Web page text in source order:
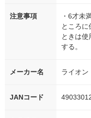
注意事項
・6才未
ところに
ときは
する。
メーカー名 ライオン
JANコード